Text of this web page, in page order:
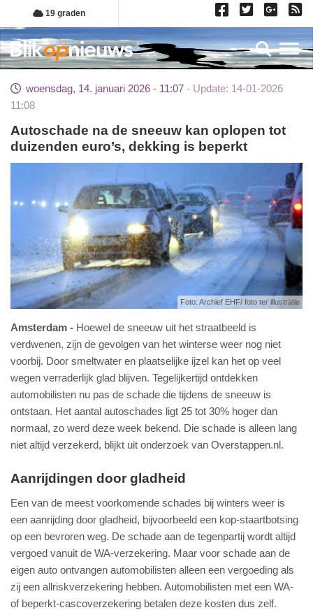
Overslaan
en
naar
de
gaan
19 graden
woensdag, 14. januari 2026 - 11:07
Update: 14-01-2026
11:08
Autoschade na de sneeuw kan oplopen tot
duizenden euro’s, dekking is beperkt
Foto: Archief EHF/ foto ter illustratie
Amsterdam
Hoewel de sneeuw uit het straatbeeld is
verdwenen, zijn de gevolgen van het winterse weer nog niet
voorbij. Door smeltwater en plaatselijke ijzel kan het op veel
wegen verraderlijk glad blijven. Tegelijkertijd ontdekken
automobilisten nu pas de schade die tijdens de sneeuw is
ontstaan. Het aantal autoschades ligt 25 tot 30% hoger dan
normaal, zo werd deze week bekend. Die schade is alleen lang
niet altijd verzekerd, blijkt uit onderzoek van Overstappen.nl.
Aanrijdingen door gladheid
Een van de meest voorkomende schades bij winters weer is
een aanrijding door gladheid, bijvoorbeeld een kop-staartbotsing
op een bevroren weg. De schade aan de tegenpartij wordt altijd
vergoed vanuit de WA-verzekering. Maar voor schade aan de
eigen auto ontvangen automobilisten alleen een vergoeding als
zij een allriskverzekering hebben. Automobilisten met een WA-
of beperkt-cascoverzekering betalen deze kosten dus zelf.